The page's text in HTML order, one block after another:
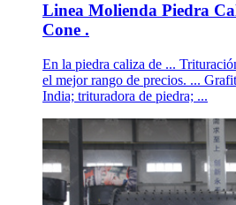
Linea Molienda Piedra
Cone .
En la piedra caliza de ...
el mejor rango de precios. ...
India; trituradora de piedra; ...